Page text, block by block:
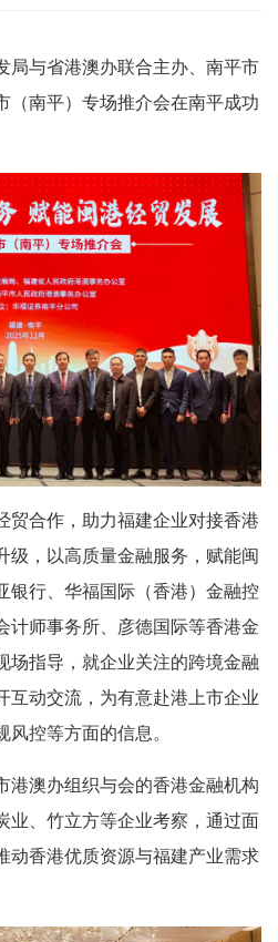
与省港澳办联合主办、南平市
（南平）专场推介会在南平成功
合作，助力福建企业对接香港
级，以高质量金融服务，赋能闽
银行、华福国际（香港）金融控
计师事务所、彦德国际等香港金
场指导，就企业关注的跨境金融
互动交流，为有意赴港上市企业
控等方面的信息。
澳办组织与会的香港金融机构
业、竹立方等企业考察，通过面
动香港优质资源与福建产业需求